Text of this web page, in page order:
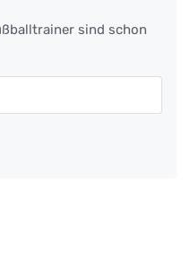
sind schon